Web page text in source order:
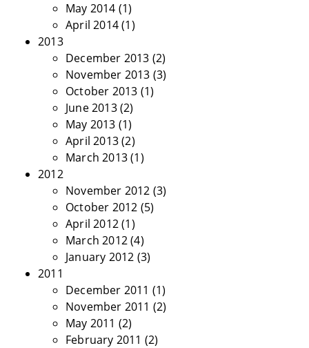
May 2014 (1)
April 2014(1)
2013
December 2013 (2)
November 2013 (3)
October 2013 (1)
June 2013(2)
May 2013 (1)
April 2013(2)
March 2013(1)
2012
November 2012 (3)
October 2012 (5)
April 2012(1)
March 2012(4)
January 2012 (3)
2011
December 2011 (1)
November 2011 (2)
May 2011 (2)
February 2011 (2)